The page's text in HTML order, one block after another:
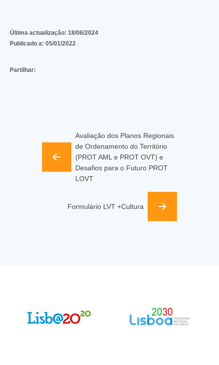
Última actualização: 18/06/2024
Publicado a: 05/01/2022
Partilhar:
Avaliação dos Planos Regionais
de Ordenamento do Território
(PROT AML e PROT OVT) e
Desafios para o Futuro PROT
LOVT
Formulário LVT +Cultura